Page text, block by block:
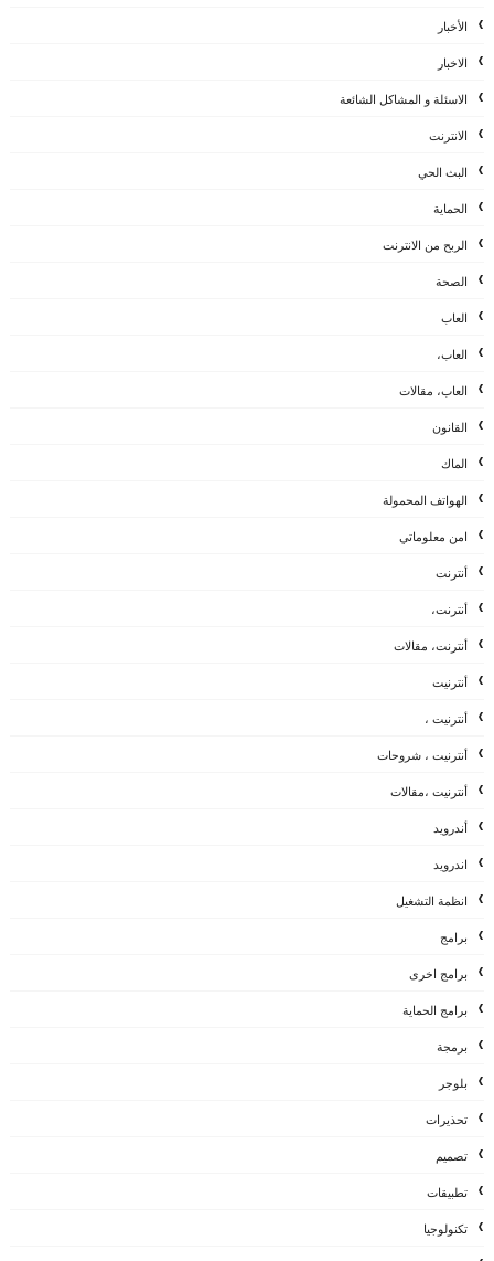
الأخبار
الاخبار
الاسئلة و المشاكل الشائعة
الانترنت
البث الحي
الحماية
الربح من الانترنت
الصحة
العاب
العاب،
العاب، مقالات
القانون
الماك
الهواتف المحمولة
امن معلوماتي
أنترنت
أنترنت،
أنترنت، مقالات
أنترنيت
أنترنيت ،
أنترنيت ، شروحات
أنترنيت ،مقالات
أندرويد
اندرويد
انظمة التشغيل
برامج
برامج اخرى
برامج الحماية
برمجة
بلوجر
تحذيرات
تصميم
تطبيقات
تكنولوجيا